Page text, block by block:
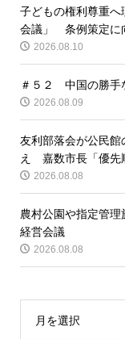
子どもの権利尊重
会議」 条例策定に
2026.08.10
＃５２ 中国の勝手
2026.08.09
友利部落会が公民
え 嘉数市長「優先
2026.08.08
農村公園や指定管
経営会議
2026.08.08
月を選択